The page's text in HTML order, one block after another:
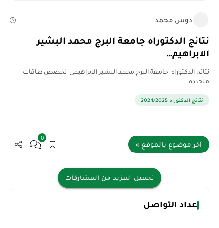
دوس محمد
نتائج الدكتوراه جامعة البرج محمد البشير
الابراهيم…
نتائج الدكتوراه جامعة البرج محمد البشير الابراهيمي تخصص طاقات
متجددة
نتائج الدكتوراه 2024/2025
آخر موضوع بالموقع »
0
تحميل المزيد من المشاركات
عداد التواصل